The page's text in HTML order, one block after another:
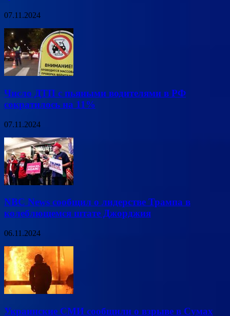
07.11.2024
Число ДТП с пьяными водителями в РФ
сократилось на 11%
07.11.2024
NBC News сообщил о лидерстве Трампа в
колеблющемся штате Джорджия
06.11.2024
Украинские СМИ сообщили о взрыве в Сумах